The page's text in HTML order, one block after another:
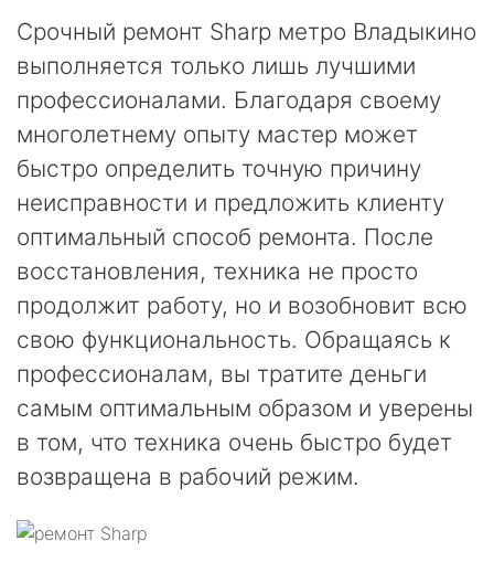
Срочный ремонт Sharp метро Владыкино
выполняется только лишь лучшими
профессионалами. Благодаря своему
многолетнему опыту мастер может
быстро определить точную причину
неисправности и предложить клиенту
оптимальный способ ремонта. После
восстановления, техника не просто
продолжит работу, но и возобновит всю
свою функциональность. Обращаясь к
профессионалам, вы тратите деньги
самым оптимальным образом и уверены
в том, что техника очень быстро будет
возвращена в рабочий режим.